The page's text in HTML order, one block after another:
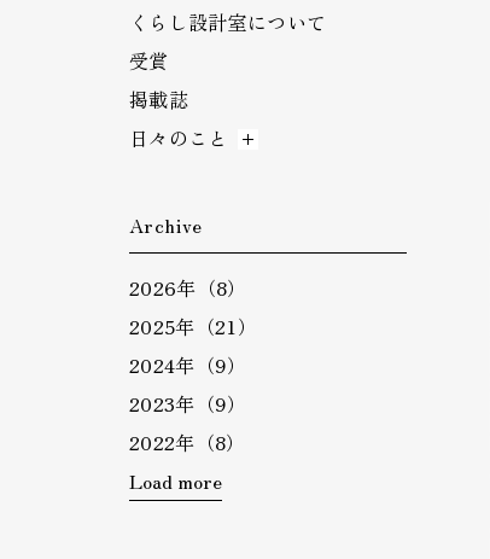
くらし設計室について
受賞
掲載誌
日々のこと
Archive
2026年（8）
2025年（21）
2024年（9）
2023年（9）
2022年（8）
Load more